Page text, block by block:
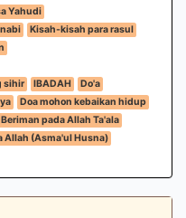
Yahudi
Kisah-kisah para rasul
sihir
IBADAH
Do'a
Doa mohon kebaikan hidup
Beriman pada Allah Ta'ala
Allah (Asma'ul Husna)